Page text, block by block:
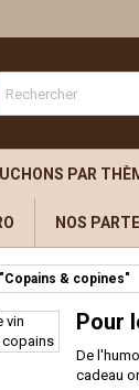
PAR
NOS
& copines"
Pour
De
cadeau